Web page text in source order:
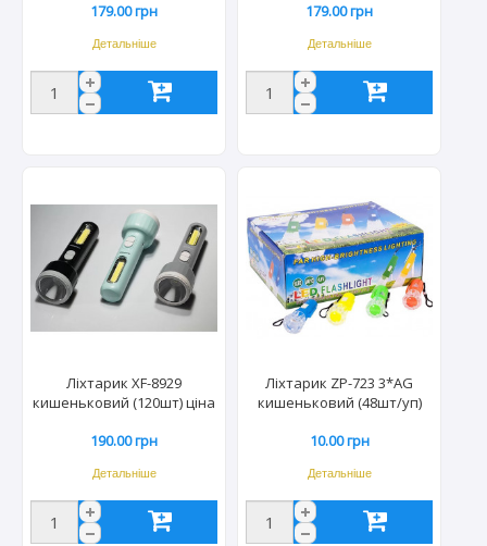
179.00 грн
Детальніше
179.00 грн
Детальніше
Ліхтарик XF-8929
кишеньковий (120шт) ціна
190.00 грн
Детальніше
Ліхтарик ZP-723 3*AG
кишеньковий (48шт/уп)
10.00 грн
Детальніше